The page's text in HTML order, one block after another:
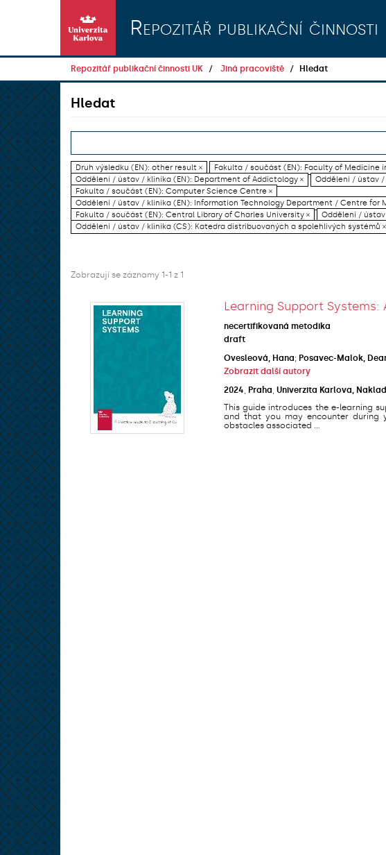
Repozitář publikační činnosti
Repozitář publikační činnosti UK Jiná pracoviště Hledat
Hledat
Druh výsledku (EN): other result ×
Fakulta / součást (EN): Faculty of Medicine
Oddělení / ústav / klinika (EN): Department of Addictology ×
Oddělení / ústav /
Fakulta / součást (EN): Computer Science Centre ×
Oddělení / ústav / klinika (EN): Information Technology Department / Centre for
Fakulta / součást (EN): Central Library of Charles University ×
Oddělení /
Oddělení / ústav / klinika (CS): Katedra distribuovaných a spolehlivých systémů ×
Zobrazují se záznamy 1-1 z 1
Learning Support
necertifikovaná metodika
draft
Ovesleová, Hana; Posavec-Malok,
Zobrazit další autory
2024
Praha Univerzita Karlova,
This guide introduces the e-learning
and that you may encounter during
obstacles associated ...